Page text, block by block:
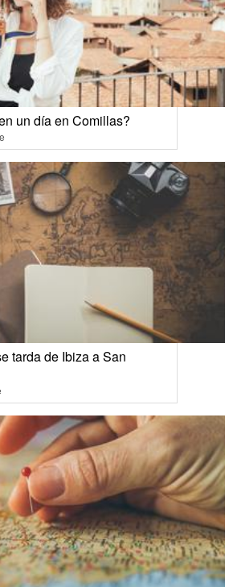
un día en Comillas?
tarda de Ibiza a San